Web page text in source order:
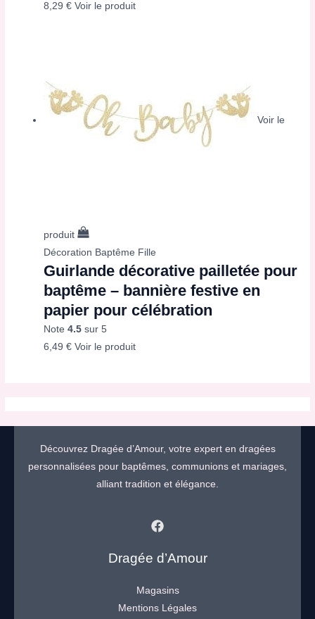
8,29€ Voir le produit
Voir le
produit
Décoration Baptême Fille
Guirlande décorative pailletée pour
baptême – bannière festive en
papier pour célébration
Note4.5 sur 5
6,49€ Voir le produit
Découvrez Dragée d’Amour, votre expert en dragées
personnalisées pour baptêmes, communions et mariages,
alliant tradition et élégance.
Dragée d’Amour
Magasins
Mentions Légales